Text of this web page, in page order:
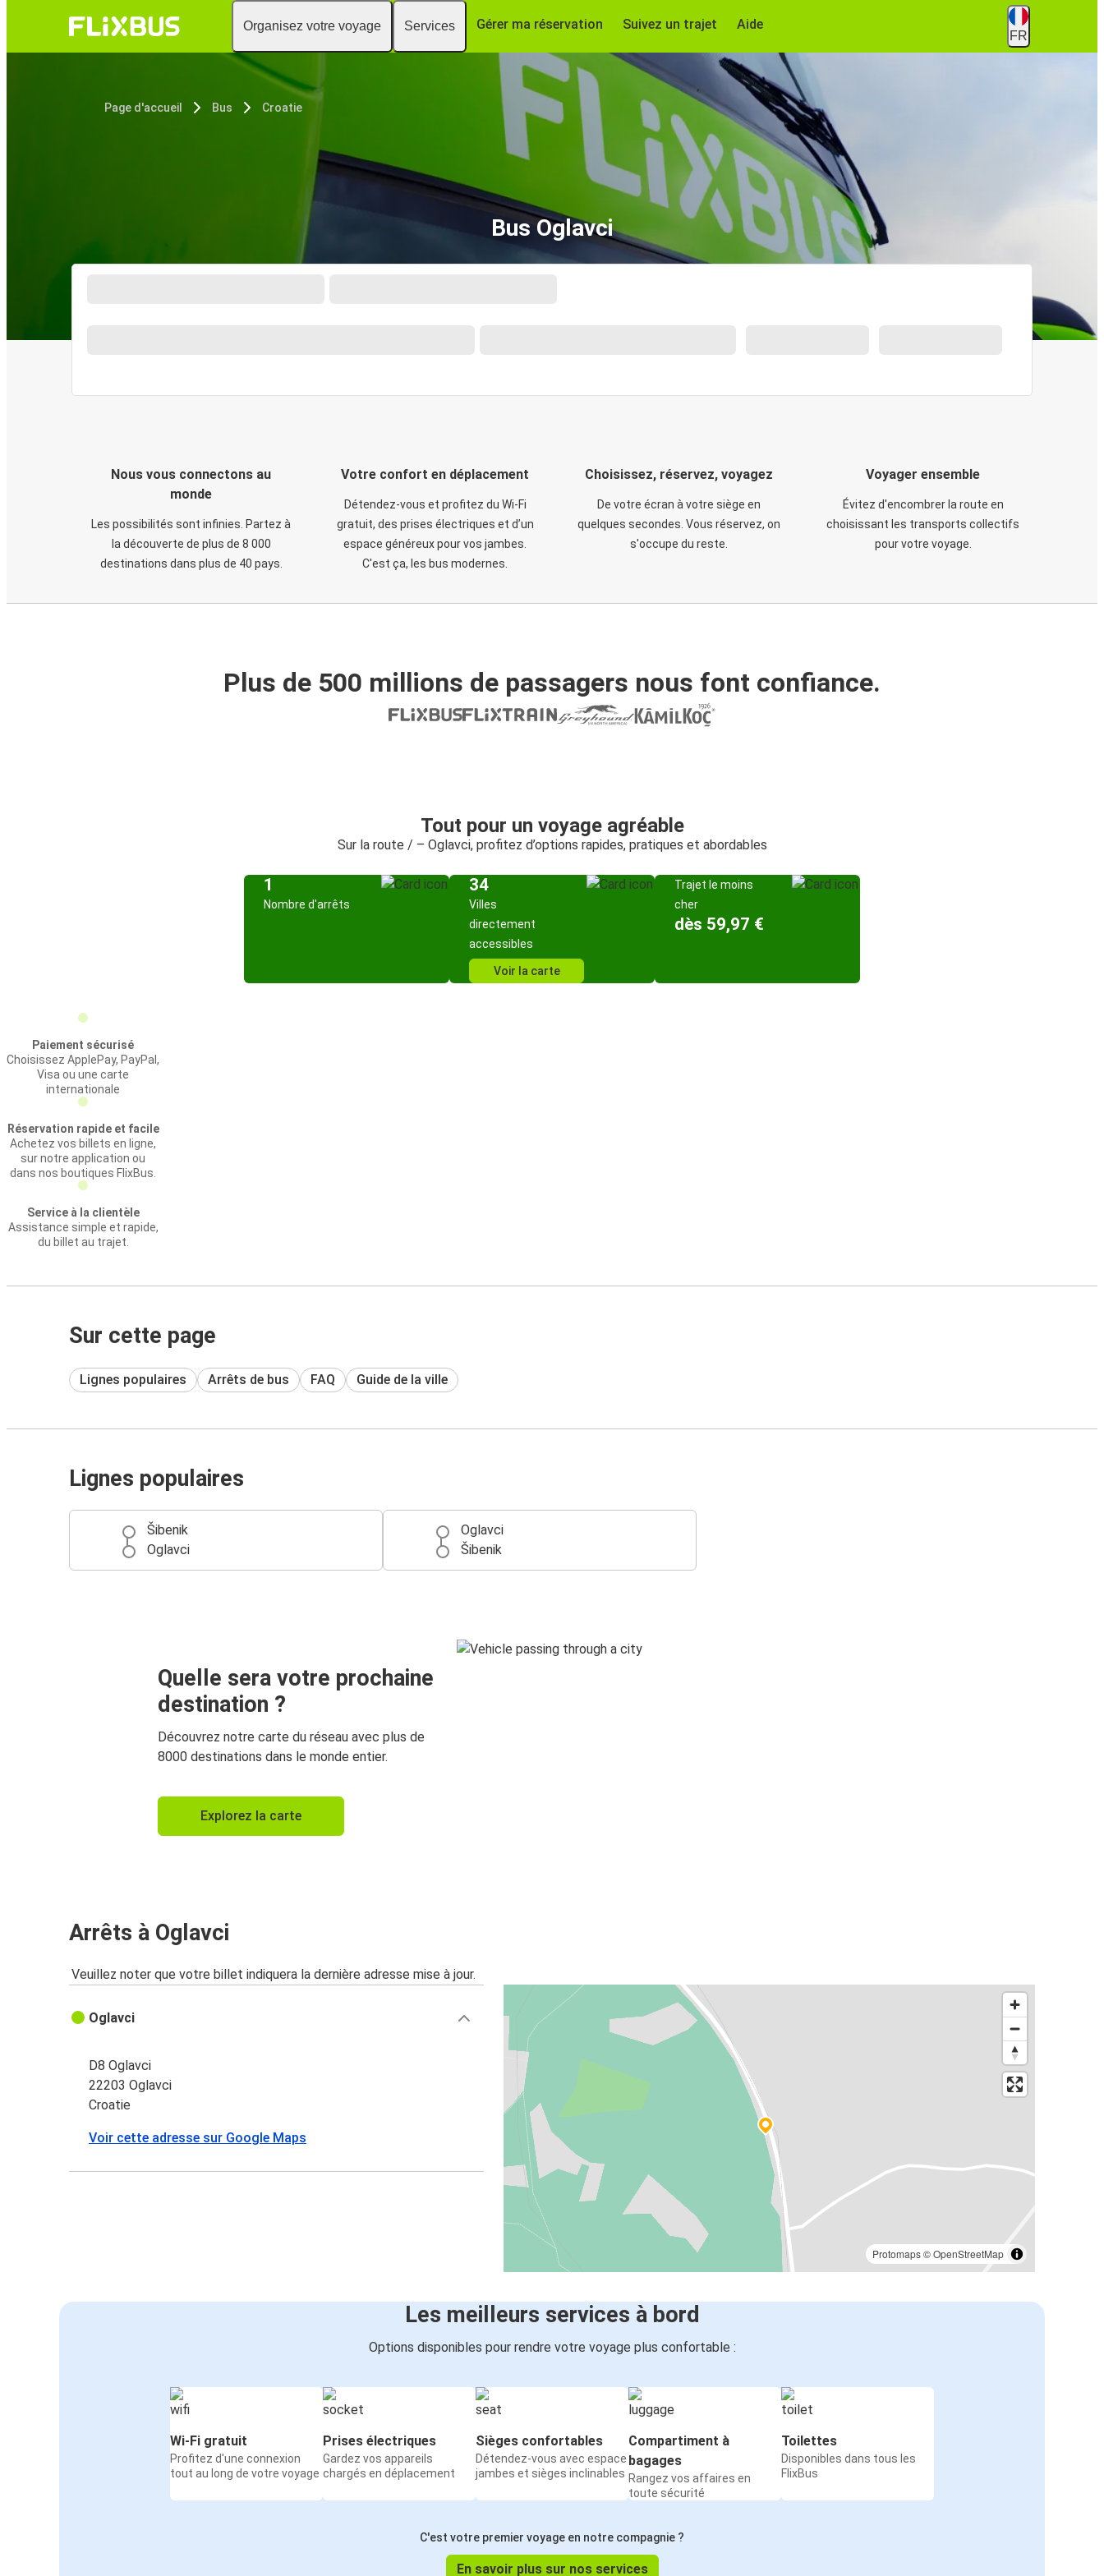
Organisez votre voyage Services Gérer ma réservation Suivez un trajet Aide
FR
Page d'accueil Bus Croatie
Bus Oglavci
Nous vous connectons au
monde
Les possibilités sont infinies. Partez à
la découverte de plus de 8 000
destinations dans plus de 40 pays.
Votre confort en déplacement
Détendez-vous et profitez du Wi-Fi
gratuit, des prises électriques et d’un
espace généreux pour vos jambes.
C'est ça, les bus modernes.
Choisissez, réservez, voyagez
De votre écran à votre siège en
quelques secondes. Vous réservez, on
s'occupe du reste.
Voyager ensemble
Évitez d'encombrer la route en
choisissant les transports collectifs
pour votre voyage.
Plus de 500 millions de passagers nous font confiance.
Tout pour un voyage agréable
Sur la route / – Oglavci, profitez d’options rapides, pratiques et abordables
1
Nombre d'arrêts
34
Villes
directement
accessibles
Voir la carte
Trajet le moins
cher
dès 59,97 €
Paiement sécurisé
Choisissez ApplePay, PayPal,
Visa ou une carte
internationale
Réservation rapide et facile
Achetez vos billets en ligne,
sur notre application ou
dans nos boutiques FlixBus.
Service à la clientèle
Assistance simple et rapide,
du billet au trajet.
Sur cette page
Lignes populaires Arrêts de bus FAQ Guide de la ville
Lignes populaires
Šibenik
Oglavci
Oglavci
Šibenik
Quelle sera votre prochaine
destination ?
Découvrez notre carte du réseau avec plus de
8000 destinations dans le monde entier.
Explorez la carte
Arrêts à Oglavci
Veuillez noter que votre billet indiquera la dernière adresse mise à jour.
Protomaps©OpenStreetMap
Oglavci
D8 Oglavci
22203 Oglavci
Croatie
Voir cette adresse sur Google Maps
Les meilleurs services à bord
Options disponibles pour rendre votre voyage plus confortable :
Wi-Fi gratuit
Profitez d'une connexion
tout au long de votre voyage
Prises électriques
Gardez vos appareils
chargés en déplacement
Sièges confortables
Détendez-vous avec espace
jambes et sièges inclinables
Compartiment à
bagages
Rangez vos affaires en
toute sécurité
Toilettes
Disponibles dans tous les
FlixBus
C'est votre premier voyage en notre compagnie ?
En savoir plus sur nos services